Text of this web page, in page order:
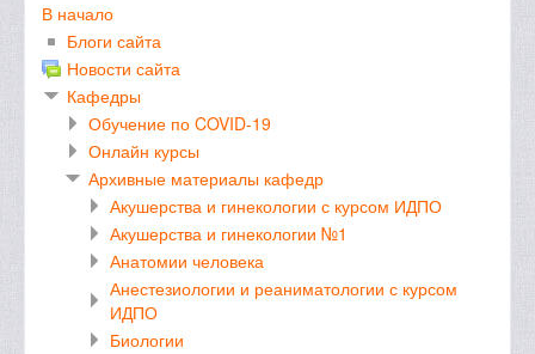
В начало
Блоги сайта
Новости сайта
Кафедры
Обучение по COVID-19
Онлайн курсы
Архивные материалы кафедр
Акушерства и гинекологии с курсом ИДПО
Акушерства и гинекологии №1
Анатомии человека
Анестезиологии и реаниматологии с курсом
ИДПО
Биологии